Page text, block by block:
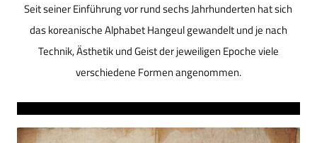
Seit seiner Einführung vor rund sechs Jahrhunderten hat sich
das koreanische Alphabet Hangeul gewandelt und je nach
Technik, Ästhetik und Geist der jeweiligen Epoche viele
verschiedene Formen angenommen.